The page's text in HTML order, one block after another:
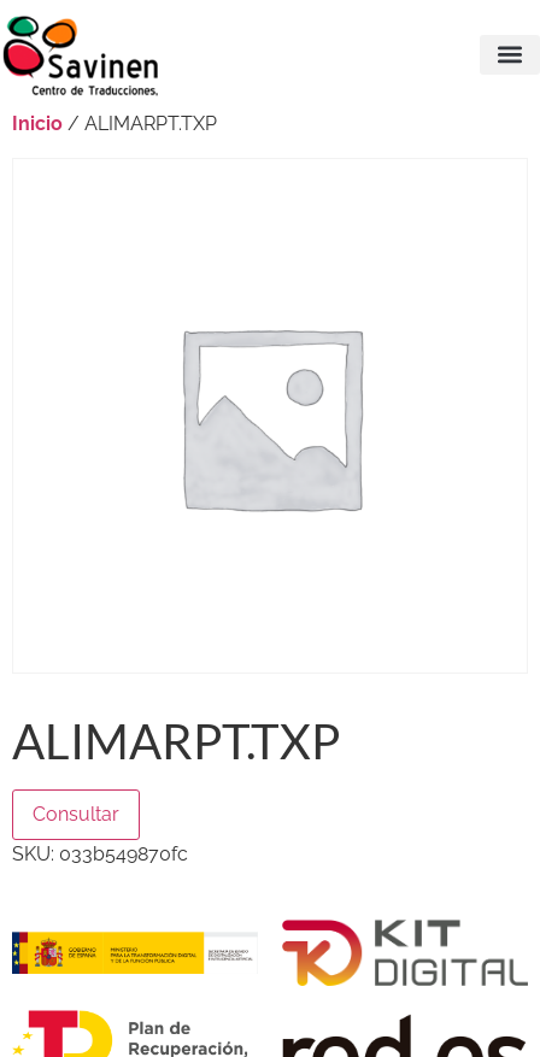
Inicio / ALIMARPT.TXP
ALIMARPT.TXP
Consultar
SKU: 033b549870fc